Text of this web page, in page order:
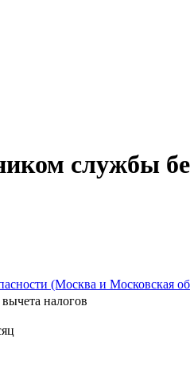
службы
(Москва и Московская
налогов